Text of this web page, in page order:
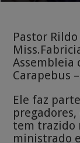
Pastor Rildo
Assembleia
Carapebus
Ele faz
tem trazido
ministrado